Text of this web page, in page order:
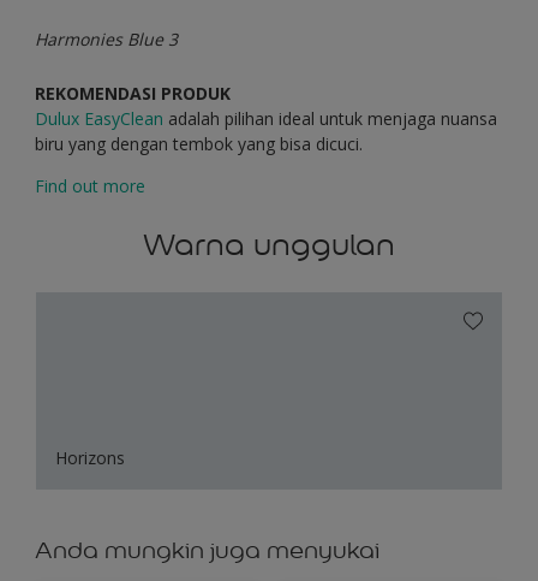
Harmonies Blue 3
REKOMENDASI PRODUK
Dulux EasyClean adalah pilihan ideal untuk menjaga nuansa
biru yang dengan tembok yang bisa dicuci.
Find out more
Warna unggulan
Horizons
Anda mungkin juga menyukai